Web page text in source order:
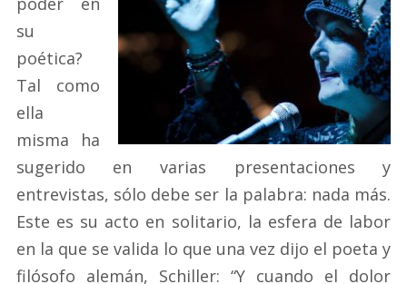
su
poética?
Tal como
ella
misma ha
sugerido en varias presentaciones y
entrevistas, sólo debe ser la palabra: nada más.
Este es su acto en solitario, la esfera de labor
en la que se valida lo que una vez dijo el poeta y
filósofo alemán, Schiller: “Y cuando el dolor